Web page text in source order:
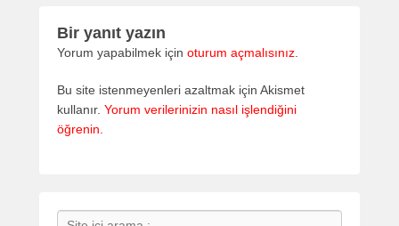
Bir yanıt yazın
Yorum yapabilmek için oturum açmalısınız
Bu site istenmeyenleri azaltmak için Akismet
kullanır. Yorum verilerinizin nasıl işlendiğini
öğrenin.
Search